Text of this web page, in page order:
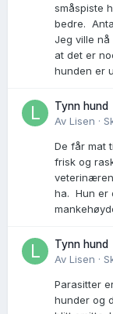
småspiste
bedre.
Jeg ville
at det er
hunden er
Tynn hund
Av Lisen ·
De får mat
frisk og
ha. Hun er
Tynn hund
Av Lisen ·
Parasitter
hunder og